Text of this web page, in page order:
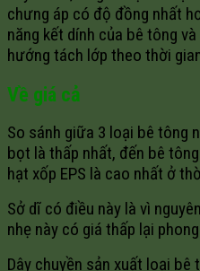
chưng áp có độ đồng nhất
năng kết dính của bê tông
hướng tách lớp theo thời
Về giá cả
So sánh giữa 3 loại bê tông
bọt là thấp nhất, đến bê
hạt xốp EPS là cao nhất ở
Sở dĩ có điều này là vì
nhẹ này có giá thấp lại
Dây chuyền sản xuất loại bê